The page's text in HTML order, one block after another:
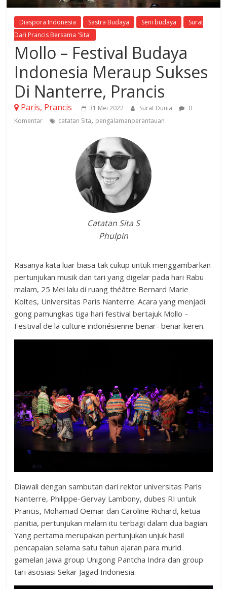
Diaspora Indonesia Sastra Budaya Seni budaya
Surat
Dari Prancis Bersama 'Sita'
Mollo – Festival Budaya
Indonesia Meraup Sukses
Di Nanterre, Prancis
Paris, Prancis 31 Mei 2022 Surat Dunia
0
Komentar
catatan Sita, pengalamanperantauan
Catatan Sita S
Phulpin
Rasanya kata luar biasa tak cukup untuk menggambarkan
pertunjukan musik dan tari yang digelar pada hari Rabu
malam, 25 Mei lalu di ruang théâtre Bernard Marie
Koltes, Universitas Paris Nanterre. Acara yang menjadi
gong pamungkas tiga hari festival bertajuk Mollo –
Festival de la culture indonésienne benar- benar keren.
Diawali dengan sambutan dari rektor universitas Paris
Nanterre, Philippe-Gervay Lambony, dubes RI untuk
Prancis, Mohamad Oemar dan Caroline Richard, ketua
panitia, pertunjukan malam itu terbagi dalam dua bagian.
Yang pertama merupakan pertunjukan unjuk hasil
pencapaian selama satu tahun ajaran para murid
gamelan Jawa group Unigong Pantcha Indra dan group
tari asosiasi Sekar Jagad Indonesia.